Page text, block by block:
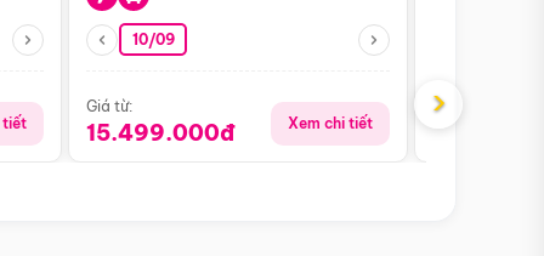
tiết
10/09
Giá từ:
15.499.000đ Xem chi tiết
Giá từ:
›